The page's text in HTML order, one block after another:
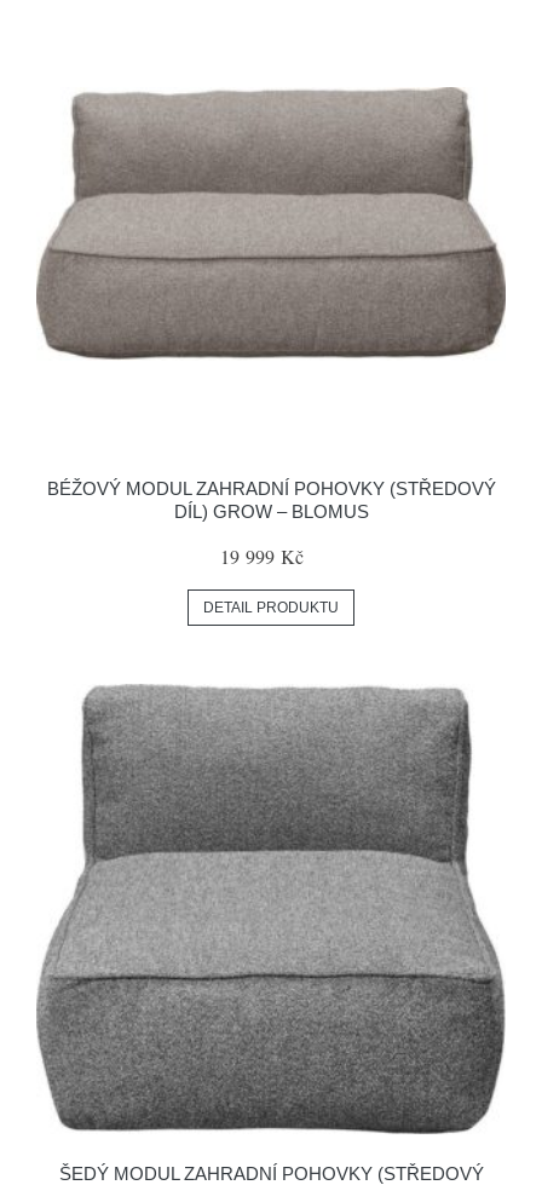
BÉŽOVÝ MODUL ZAHRADNÍ POHOVKY (STŘEDOVÝ
DÍL) GROW – BLOMUS
19 999 Kč
DETAIL PRODUKTU
ŠEDÝ MODUL ZAHRADNÍ POHOVKY (STŘEDOVÝ